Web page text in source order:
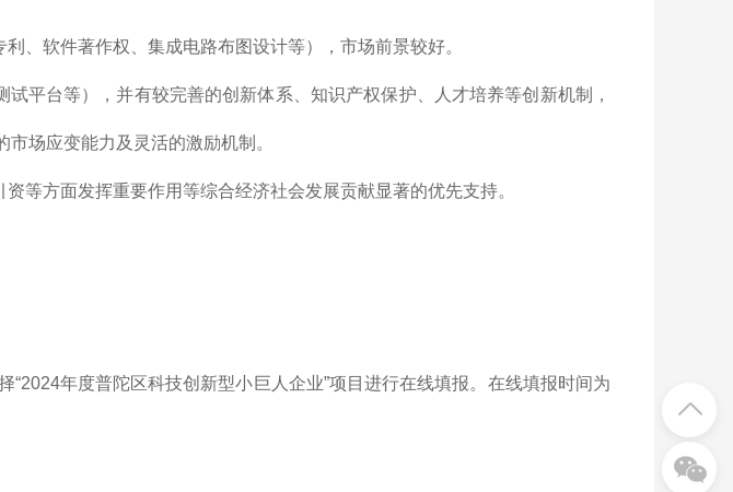
、软件著作权、集成电路布图设计等），市场前景较好。
平台等），并有较完善的创新体系、知识产权保护、人才培养等创新机制，
场应变能力及灵活的激励机制。
等方面发挥重要作用等综合经济社会发展贡献显著的优先支持。
“2024年度普陀区科技创新型小巨人企业”项目进行在线填报。在线填报时间为